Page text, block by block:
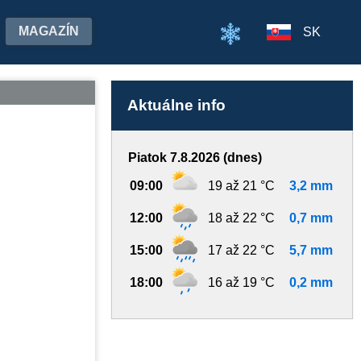
MAGAZÍN SK
Aktuálne info
Piatok 7.8.2026 (dnes)
09:00 19 až 21 °C 3,2 mm
12:00 18 až 22 °C 0,7 mm
15:00 17 až 22 °C 5,7 mm
18:00 16 až 19 °C 0,2 mm